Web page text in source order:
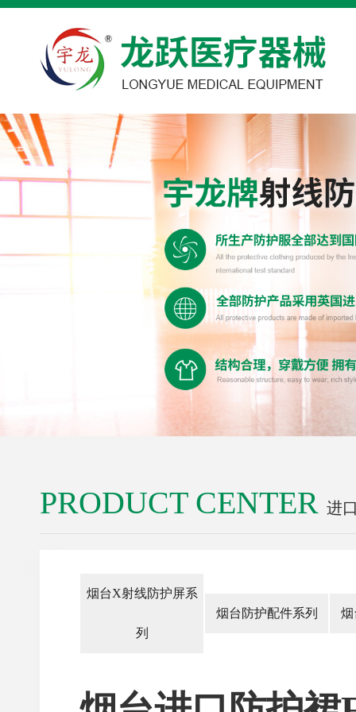
PRODUCT CENTER 进
烟台X射线防护屏系
列
烟台防护配件系列 烟